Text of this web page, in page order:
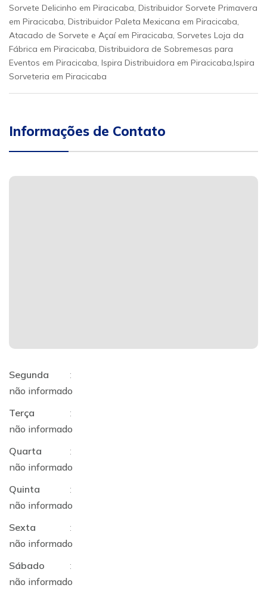
Sorvete Delicinho em Piracicaba, Distribuidor Sorvete Primavera
em Piracicaba, Distribuidor Paleta Mexicana em Piracicaba,
Atacado de Sorvete e Açaí em Piracicaba, Sorvetes Loja da
Fábrica em Piracicaba, Distribuidora de Sobremesas para
Eventos em Piracicaba, Ispira Distribuidora em Piracicaba,Ispira
Sorveteria em Piracicaba
Informações de Contato
Segunda
:
não informado
Terça
:
não informado
Quarta
:
não informado
Quinta
:
não informado
Sexta
:
não informado
Sábado
:
não informado